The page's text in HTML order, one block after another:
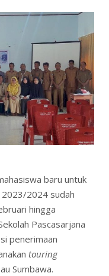
baru untuk
2023/2024 sudah
hingga
Pascasarjana
penerimaan
touring
Sumbawa.